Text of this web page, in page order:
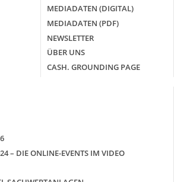
MEDIADATEN (DIGITAL)
MEDIADATEN (PDF)
NEWSLETTER
ÜBER UNS
CASH. GROUNDING PAGE
– DIE ONLINE-EVENTS IM VIDEO